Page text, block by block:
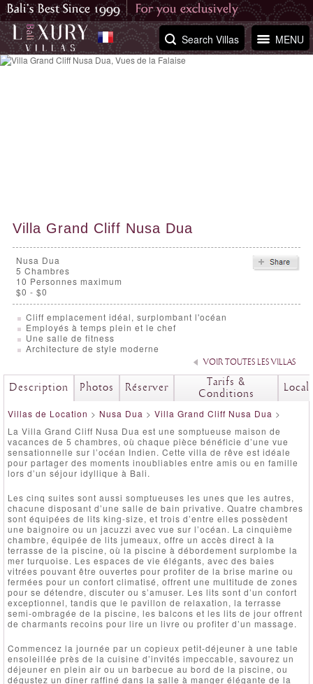
MENU
Search Villas
Villa Grand Cliff Nusa Dua
Nusa Dua
5 Chambres
10 Personnes maximum
$0 - $0
Cliff emplacement idéal, surplombant l'océan
Employés à temps plein et le chef
Une salle de fitness
Architecture de style moderne
VOIR TOUTES LES VILLAS
Description Photos Réserver
Tarifs &
Conditions
Villas de Location > Nusa Dua > Villa Grand Cliff Nusa Dua >
La Villa Grand Cliff Nusa Dua est une somptueuse maison de
vacances de 5 chambres, où chaque pièce bénéficie d’une vue
sensationnelle sur l’océan Indien. Cette villa de rêve est idéale
pour partager des moments inoubliables entre amis ou en famille
lors d’un séjour idyllique à Bali.
Les cinq suites sont aussi somptueuses les unes que les autres,
chacune disposant d’une salle de bain privative. Quatre chambres
sont équipées de lits king-size, et trois d’entre elles possèdent
une baignoire ou un jacuzzi avec vue sur l’océan. La cinquième
chambre, équipée de lits jumeaux, offre un accès direct à la
terrasse de la piscine, où la piscine à débordement surplombe la
mer turquoise. Les espaces de vie élégants, avec des baies
vitrées pouvant être ouvertes pour profiter de la brise marine ou
fermées pour un confort climatisé, offrent une multitude de zones
pour se détendre, discuter ou s’amuser. Les lits sont d’un confort
exceptionnel, tandis que le pavillon de relaxation, la terrasse
semi-ombragée de la piscine, les balcons et les lits de jour offrent
de charmants recoins pour lire un livre ou profiter d’un massage.
Commencez la journée par un copieux petit-déjeuner à une table
ensoleillée près de la cuisine d’invités impeccable, savourez un
déjeuner en plein air ou un barbecue au bord de la piscine, ou
dégustez un dîner raffiné dans la salle à manger élégante de la